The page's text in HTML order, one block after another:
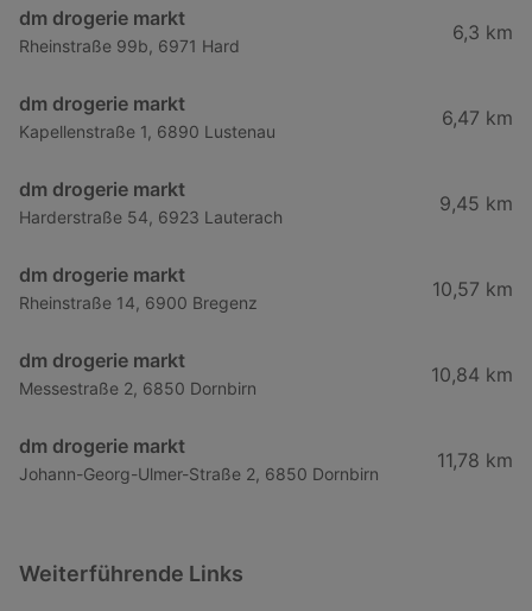
dm drogerie markt
Rheinstraße 99b, 6971 Hard
6,3 km
dm drogerie markt
Kapellenstraße 1, 6890 Lustenau
6,47 km
dm drogerie markt
Harderstraße 54, 6923 Lauterach
9,45 km
dm drogerie markt
Rheinstraße 14, 6900 Bregenz
10,57 km
dm drogerie markt
Messestraße 2, 6850 Dornbirn
10,84 km
dm drogerie markt
Johann-Georg-Ulmer-Straße 2, 6850 Dornbirn
11,78 km
Weiterführende Links